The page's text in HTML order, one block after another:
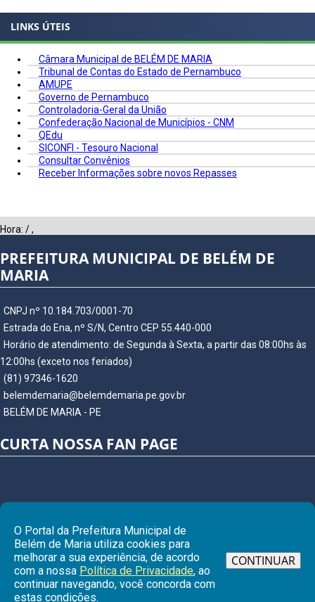
LINKS ÚTEIS
Câmara Municipal de BELÉM DE MARIA
Tribunal de Contas do Estado de Pernambuco
AMUPE
Governo de Pernambuco
Controladoria-Geral da União
Confederação Nacional de Municípios - CNM
QEdu
SICONFI - Tesouro Nacional
Consultar Convênios
Receber Informações sobre novos Repasses
Hora: /,
PREFEITURA MUNICIPAL DE BELÉM DE
MARIA
CNPJ nº 10.184.703/0001-70
Estrada do Ena, nº S/N, Centro CEP 55.440-000
Horário de atendimento: de Segunda à Sexta, a partir das 08:00hs às
12:00hs (exceto nos feriados)
(81) 97346-1620
belemdemaria@belemdemaria.pe.gov.br
BELÉM DE MARIA - PE
CURTA NOSSA FAN PAGE
O Portal da Prefeitura Municipal de
Belém de Maria utiliza cookies para
melhorar a sua experiência, de acordo
com a nossa Política de Privacidade, ao
continuar navegando, você concorda com
estas condições.
CONTINUAR